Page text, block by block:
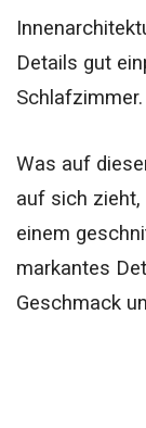
Details gut
Schlafzimmer.
Was auf
auf sich
einem
markantes
Geschmack